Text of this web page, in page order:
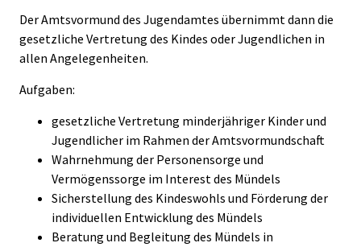
Der Amtsvormund des Jugendamtes übernimmt dann die
gesetzliche Vertretung des Kindes oder Jugendlichen in
allen Angelegenheiten.
Aufgaben:
gesetzliche Vertretung minderjähriger Kinder und
Jugendlicher im Rahmen der Amtsvormundschaft
Wahrnehmung der Personensorge und
Vermögenssorge im Interest des Mündels
Sicherstellung des Kindeswohls und Förderung der
individuellen Entwicklung des Mündels
Beratung und Begleitung des Mündels in